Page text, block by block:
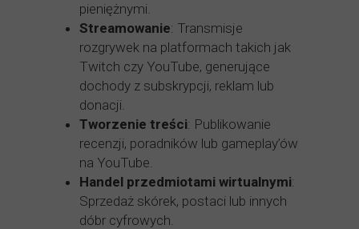
pieniężnymi.
Streamowanie: Transmisje
rozgrywek na platformach takich jak
Twitch czy YouTube, generujące
dochody z subskrypcji, reklam lub
donacji.
Tworzenie treści: Publikowanie
recenzji, poradników lub gameplay’ów
na YouTube.
Handel przedmiotami wirtualnymi:
Sprzedaż skórek, postaci lub innych
dóbr cyfrowych.